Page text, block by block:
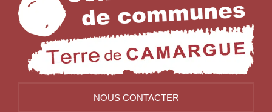
NOUS CONTACTER